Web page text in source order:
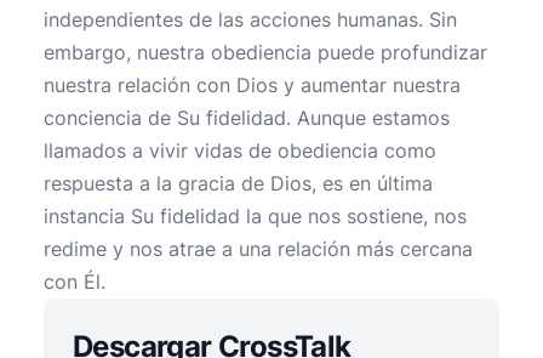
independientes de las acciones humanas. Sin
embargo, nuestra obediencia puede profundizar
nuestra relación con Dios y aumentar nuestra
conciencia de Su fidelidad. Aunque estamos
llamados a vivir vidas de obediencia como
respuesta a la gracia de Dios, es en última
instancia Su fidelidad la que nos sostiene, nos
redime y nos atrae a una relación más cercana
con Él.
Descargar CrossTalk